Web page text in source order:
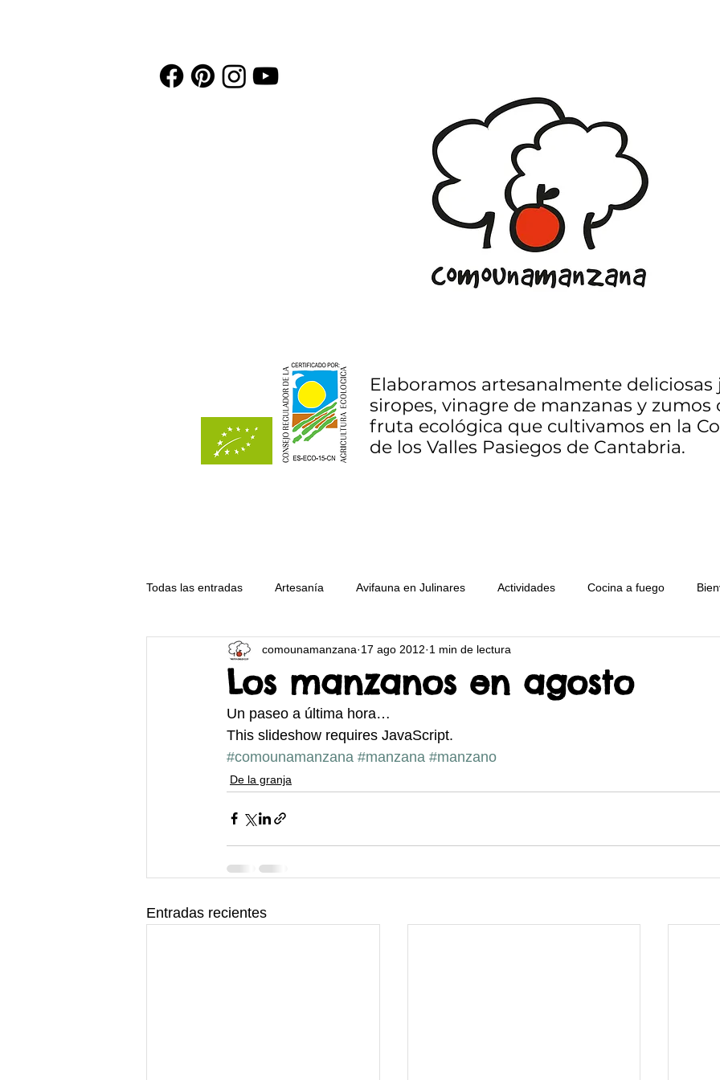
Elaboramos artesanalmente deliciosas
siropes, vinagre de manzanas y zumos
fruta ecológica que cultivamos en la
de los Valles Pasiegos de Cantabria.
Todas las entradas Artesanía Avifauna en Julinares Actividades Cocina a fuego
Del bosque Del campo Ecocosucas Herbario de Julinares
Recetas con manzana Recetas de fruta
Los manzanos en agosto
comounamanzana 17 ago 2012 1 min de lectura
Un paseo a última hora…
This slideshow requires JavaScript.
#comounamanzana #manzana #manzano
De la granja
Entradas recientes